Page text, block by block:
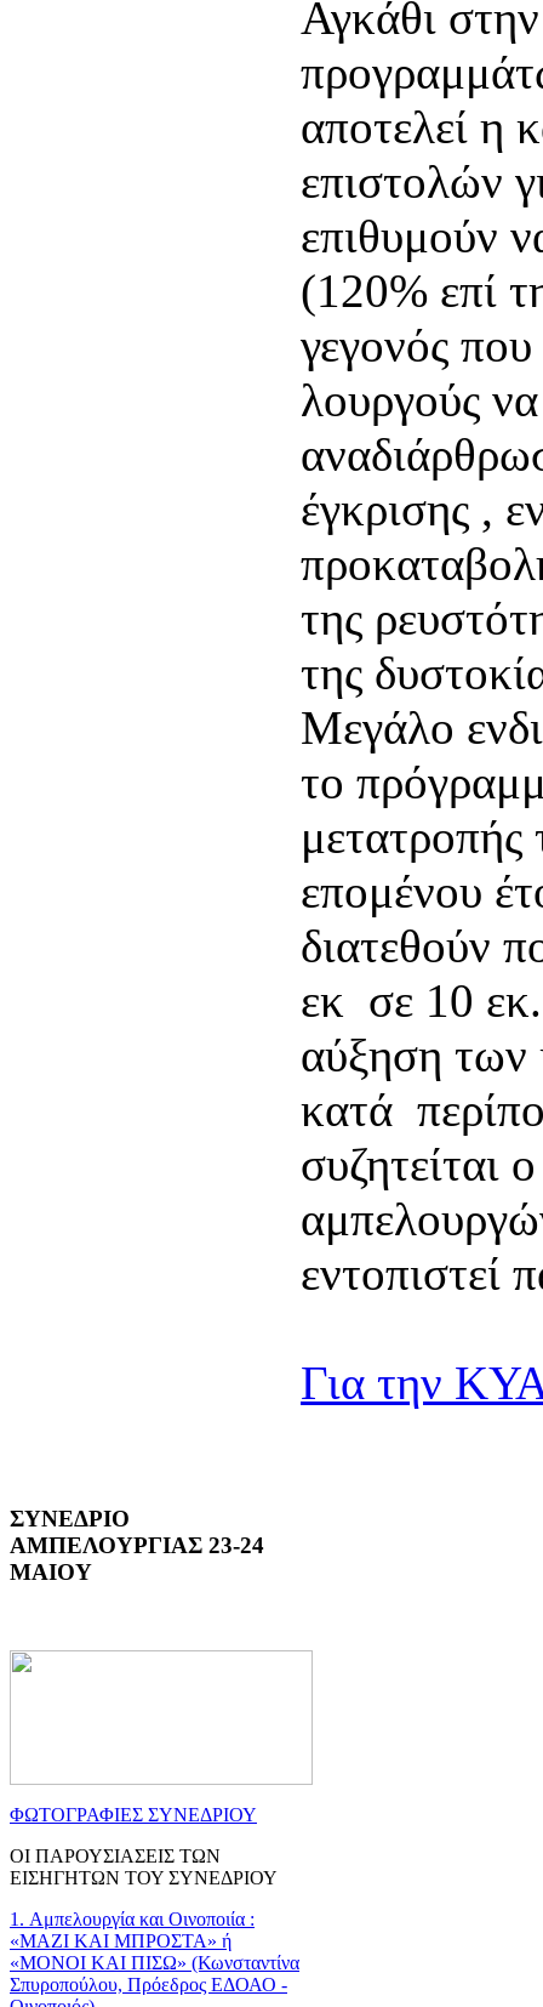
Αγκάθι
αποτελεί η
επιστολών
επιθυμούν
(120% επί
γεγονός
λουργούς να
έγκρισης ,
της
της
Μεγάλο
το
επομένου
διατεθούν
εκ σε 10
αύξηση των
κατά
συζητείται
εντοπιστεί
Για την
ΣΥΝΕΔΡΙΟ
ΑΜΠΕΛΟΥΡΓΙΑΣ 23-24
ΜΑΙΟΥ
ΦΩΤΟΓΡΑΦΙΕΣ ΣΥΝΕΔΡΙΟΥ
ΟΙ ΠΑΡΟΥΣΙΑΣΕΙΣ ΤΩΝ
ΕΙΣΗΓΗΤΩΝ ΤΟΥ ΣΥΝΕΔΡΙΟΥ
1. Αμπελουργία και Οινοποιία :
«ΜΑΖΙ ΚΑΙ ΜΠΡΟΣΤΑ» ή
«ΜΟΝΟΙ ΚΑΙ ΠΙΣΩ» (Κωνσταντίνα
Σπυροπούλου, Πρόεδρος ΕΔΟΑΟ -